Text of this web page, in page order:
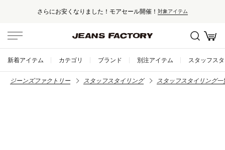
さらにお安くなりました！モアセール開催！ 対象アイテム
新着アイテム カテゴリ ブランド 別注アイテム スタッフス
ジーンズファクトリー スタッフスタイリング スタッフスタイリング一